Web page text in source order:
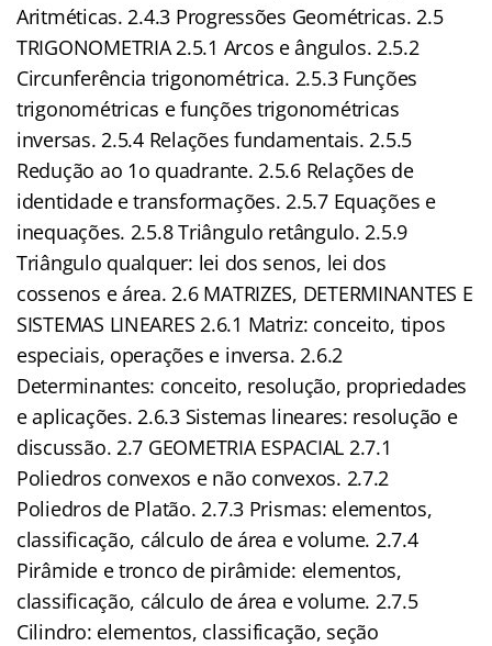
Aritméticas. 2.4.3 Progressões Geométricas. 2.5
TRIGONOMETRIA 2.5.1 Arcos e ângulos. 2.5.2
Circunferência trigonométrica. 2.5.3 Funções
trigonométricas e funções trigonométricas
inversas. 2.5.4 Relações fundamentais. 2.5.5
Redução ao 1o quadrante. 2.5.6 Relações de
identidade e transformações. 2.5.7 Equações e
inequações. 2.5.8 Triângulo retângulo. 2.5.9
Triângulo qualquer: lei dos senos, lei dos
cossenos e área. 2.6 MATRIZES, DETERMINANTES E
SISTEMAS LINEARES 2.6.1 Matriz: conceito, tipos
especiais, operações e inversa. 2.6.2
Determinantes: conceito, resolução, propriedades
e aplicações. 2.6.3 Sistemas lineares: resolução e
discussão. 2.7 GEOMETRIA ESPACIAL 2.7.1
Poliedros convexos e não convexos. 2.7.2
Poliedros de Platão. 2.7.3 Prismas: elementos,
classificação, cálculo de área e volume. 2.7.4
Pirâmide e tronco de pirâmide: elementos,
classificação, cálculo de área e volume. 2.7.5
Cilindro: elementos, classificação, seção